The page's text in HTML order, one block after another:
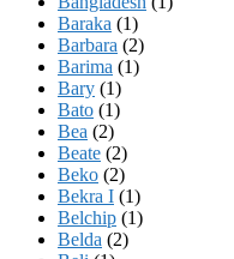
Baraka (1)
Barbara (2)
Barima (1)
Bary (1)
Bato (1)
Bea (2)
Beate (2)
Beko (2)
Bekra I (1)
Belchip (1)
Belda (2)